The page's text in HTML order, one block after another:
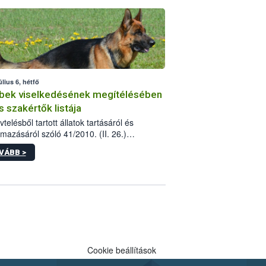
6, hétfő
viselkedésének megítélésében
szakértők listája
tartott állatok tartásáról és
szóló 41/2010. (II. 26.)
szabályozza az eb okozta fizikai
illetve ennek veszélye keletkezésekor
>
Cookie beállítások